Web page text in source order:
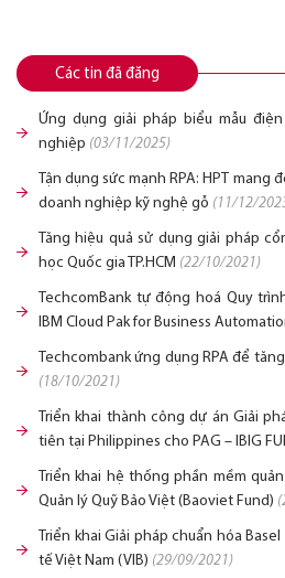
Các tin đã đăng
Ứng dụng giải pháp biểu mẫu
nghiệp (03/11/2025)
Tận dụng sức mạnh RPA: HPT mang
doanh nghiệp kỹ nghệ gỗ (11/12/
Tăng hiệu quả sử dụng giải pháp
học Quốc gia TP.HCM (22/10/2021)
TechcomBank tự động hoá Quy
IBM Cloud Pak for Business
Techcombank ứng dụng RPA để
(18/10/2021)
Triển khai thành công dự án Giải
tiên tại Philippines cho PAG – IBIG
Triển khai hệ thống phần mềm
Quản lý Quỹ Bảo Việt (Baoviet Fund)
Triển khai Giải pháp chuẩn hóa
tế Việt Nam (VIB) (29/09/2021)